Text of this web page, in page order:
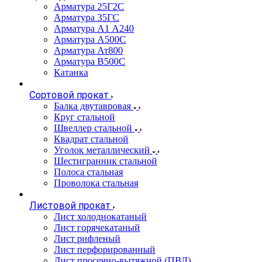
Арматура 25Г2С
Арматура 35ГС
Арматура А1 А240
Арматура А500С
Арматура Ат800
Арматура В500С
Катанка
Сортовой прокат
Балка двутавровая
Круг стальной
Швеллер стальной
Квадрат стальной
Уголок металлический
Шестигранник стальной
Полоса стальная
Проволока стальная
Листовой прокат
Лист холоднокатаный
Лист горячекатаный
Лист рифленый
Лист перфорированный